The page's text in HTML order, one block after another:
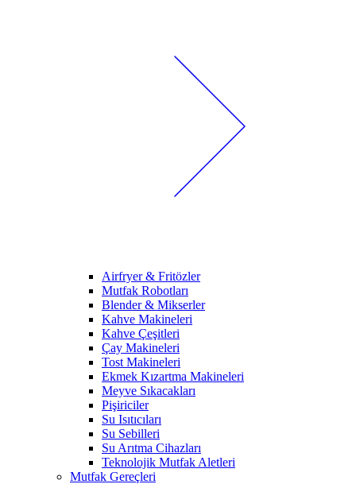
Airfryer & Fritözler
Mutfak Robotları
Blender & Mikserler
Kahve Makineleri
Kahve Çeşitleri
Çay Makineleri
Tost Makineleri
Ekmek Kızartma Makineleri
Meyve Sıkacakları
Pişiriciler
Su Isıtıcıları
Su Sebilleri
Su Arıtma Cihazları
Teknolojik Mutfak Aletleri
Mutfak Gereçleri